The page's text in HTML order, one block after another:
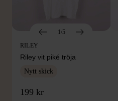
1/5
RILEY
Riley vit piké tröja
Nytt skick
199 kr